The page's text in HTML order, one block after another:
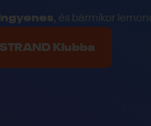
, és bármikor
Klubba